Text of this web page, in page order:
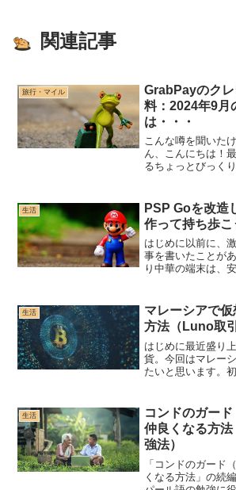
関連記事
旅行・マイル
GrabPayのク
料：2024年9月
は・・・
こんな噂を聞いた
ん、こんにちは！
るちょっとびっく
1%も手数料取られ
話。私...
生活
PSP Goを改造
作って持ち歩こ
はじめに以前に、
事を書いたことが
り中華の端末は、
一時帰国している
PSP Goを手に入
生活
マレーシアで
方法（Luno取引
はじめに最近盛り
貨。今回はマレー
たいと思います。
ださい。仮想通貨
ようと考えていな
生活
コンドのガー
仲良くなる方
強法）
「コンドのガード
くなる方法」の続